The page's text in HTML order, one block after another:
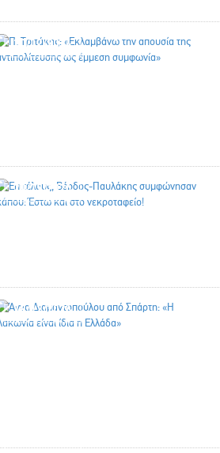
20/12/2024
20/12/2024
18/12/2024